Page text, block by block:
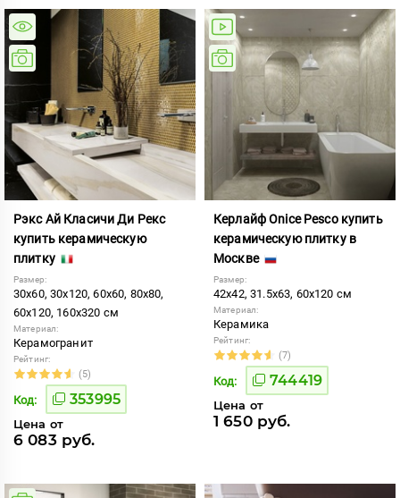
Рэкс Ай Класичи Ди Рекс
купить керамическую
плитку
Размер:
30x60, 30x120, 60x60, 80x80,
60x120, 160x320 см
Материал:
Керамогранит
Рейтинг:
(5)
Код: 353995
Цена от
6 083 руб.
Керлайф Onice Pesco купить
керамическую плитку в
Москве
Размер:
42x42, 31.5x63, 60x120 см
Материал:
Керамика
Рейтинг:
(7)
Код: 744419
Цена от
1 650 руб.